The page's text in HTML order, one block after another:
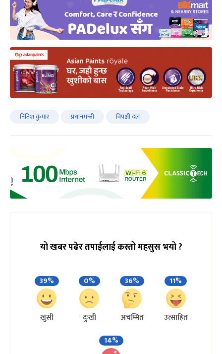
नितिश कुमार प्रधानमन्त्री विपक्षी दल
यो खबर पढेर तपाईलाई कस्तो महसुस भयो ?
39%
खुसी
0%
दुःखी
36%
अचम्मित
11%
उत्साहित
14%